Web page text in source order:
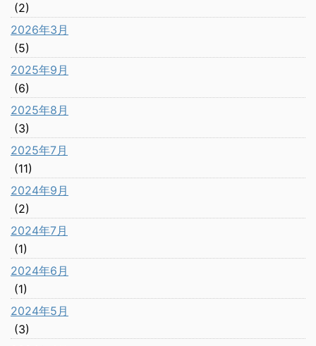
(2)
2026年3月
(5)
2025年9月
(6)
2025年8月
(3)
2025年7月
(11)
2024年9月
(2)
2024年7月
(1)
2024年6月
(1)
2024年5月
(3)